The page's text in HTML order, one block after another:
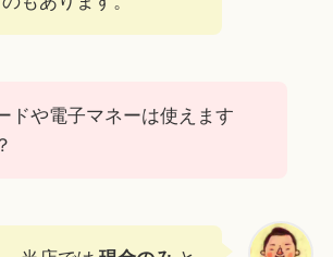
ドや電子マネーは使えます